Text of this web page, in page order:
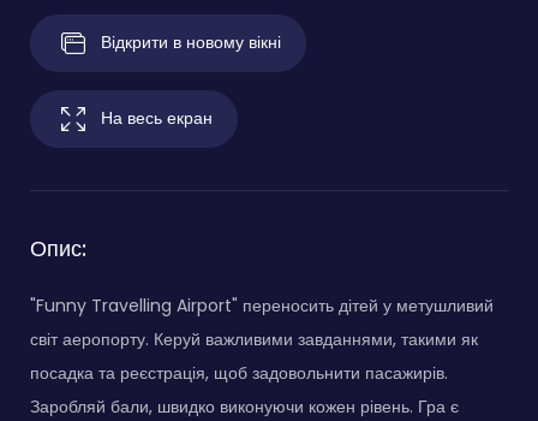
Відкрити в новому вікні
На весь екран
Опис:
"Funny Travelling Airport" переносить дітей у метушливий
світ аеропорту. Керуй важливими завданнями, такими як
посадка та реєстрація, щоб задовольнити пасажирів.
Заробляй бали, швидко виконуючи кожен рівень. Гра є